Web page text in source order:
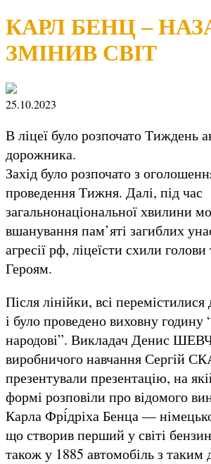
КАРЛ БЕНЦ –
ЗМІНИВ СВІТ
25.10.2023
В ліцеї було розпочато Тиждень
дорожника.
Захід було розпочато з
проведення Тижня. Далі, під час
загальнонаціональної хвилини
вшанування пам’яті загиблих
агресії рф, ліцеїсти схили
Героям.
Після лінійки, всі перемістилися
і було проведено виховну годину
народові”. Викладач Денис
виробничого навчання Сергій
презентували презентацію, на
формі розповіли про відомого
Карла Фрі́дріха Бенца —
що створив перший у світі
також у 1885 автомобіль з таким